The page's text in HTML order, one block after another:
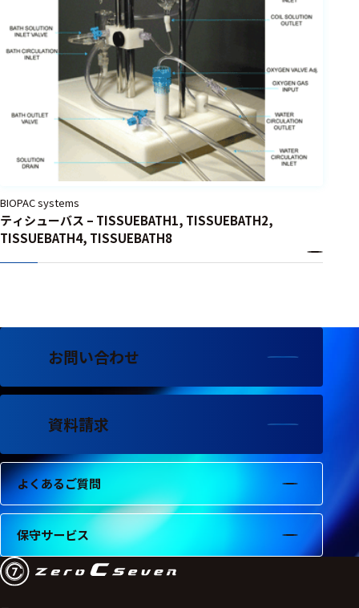
センサ・信号処
理関連
信号処理
センサ
モジュー
フィルタ
ソフトウ
握力計
ータ
アイトラ
プローブ
計測機器
トランス
デューサ
BIOPAC systems
ティシューバス – TISSUEBATH1, TISSUEBATH2,
TISSUEBATH4, TISSUEBATH8
お問い合わせ
資料請求
よくあるご質問
保守サービス